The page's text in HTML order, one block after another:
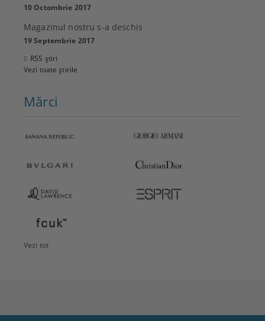
10 Octombrie 2017
Magazinul nostru s-a deschis
19 Septembrie 2017
RSS știri
Vezi toate știrile
Mărci
Vezi tot